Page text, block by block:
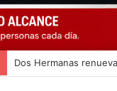
Dos Hermanas